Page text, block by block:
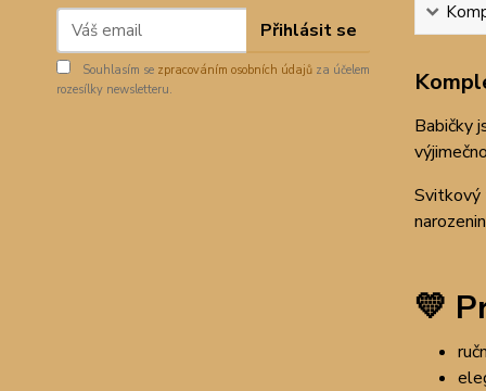
Přihlásit se
Souhlasím se zpracováním osobních údajů za účelem
rozesílky newsletteru.
Babičky
Svitkový
💛